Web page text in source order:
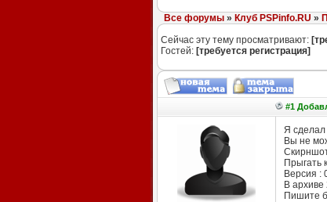
Все форумы» Клуб PSPinfo.RU »
Сейчас эту тему просматривают:
Гостей: [требуется регистрация]
#1
Я сделал
Вы не
Прыгать
Версия :
В
Пишите